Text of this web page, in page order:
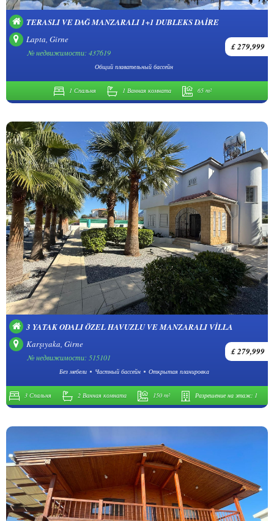
TERASLI VE DAĞ MANZARALI 1+1 DUBLEKS DAIRE
Lapta, Girne
£ 279,999
№ недвижимости: 437619
Общий плавательный бассейн
1 Спальня 1 Ванная комната 65 m²
3 YATAK ODALI ÖZEL HAVUZLU VE MANZARALI VILLA
Karşıyaka, Girne
£ 279,999
№ недвижимости: 515101
Без мебели Частный бассейн Открытая планировка
3 Спальня 2 Ванная комната 150 m² Разрешение на этаж: 1